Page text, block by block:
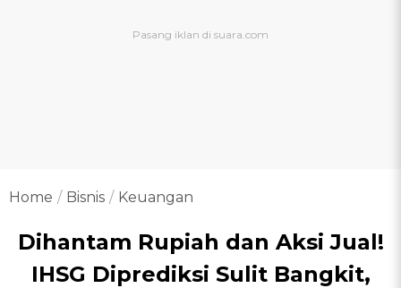
Home Bisnis Keuangan
Dihantam Rupiah dan Aksi Jual!
IHSG Diprediksi Sulit Bangkit,